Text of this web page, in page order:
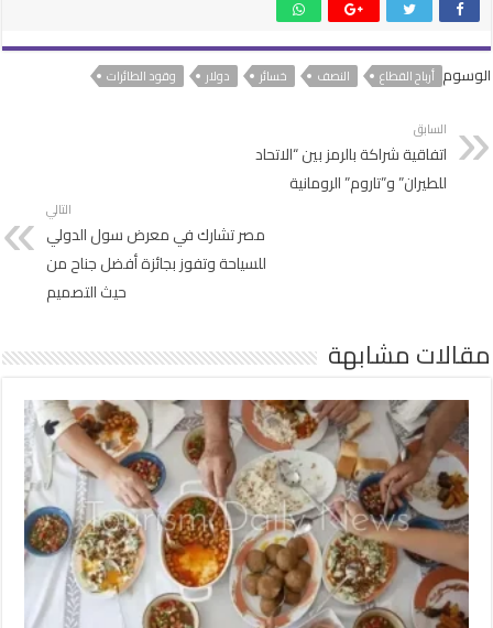
الوسوم أرباح القطاع النصف خسائر دولار وقود الطائرات
السابق
اتفاقية شراكة بالرمز بين “الاتحاد
للطيران” و”تاروم” الرومانية
التالي
مصر تشارك في معرض سول الدولي
للسياحة وتفوز بجائزة أفضل جناح من
حيث التصميم
مقالات مشابهة